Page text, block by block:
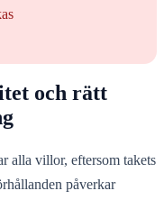
och rätt
alla villor, eftersom takets
påverkar